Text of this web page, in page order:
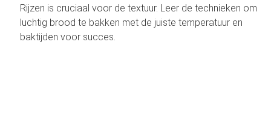
Rijzen is cruciaal voor de textuur. Leer de technieken om
luchtig brood te bakken met de juiste temperatuur en
baktijden voor succes.